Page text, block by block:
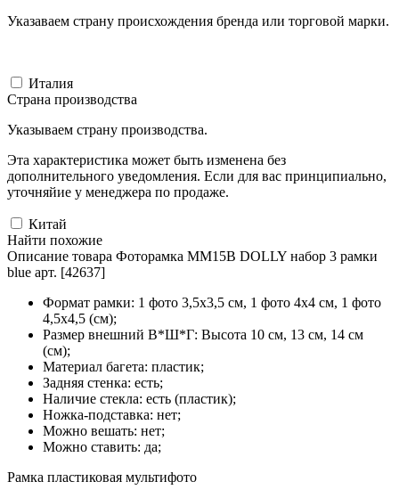
Указаваем страну происхождения бренда или торговой марки.
Италия
Страна производства
Указываем страну производства.
Эта характеристика может быть изменена без
дополнительного уведомления. Если для вас принципиально,
уточняйие у менеджера по продаже.
Китай
Найти похожие
Описание товара Фоторамка MM15B DOLLY набор 3 рамки
blue арт. [42637]
Формат рамки: 1 фото 3,5x3,5 см, 1 фото 4x4 см, 1 фото
4,5x4,5 (см);
Размер внешний В*Ш*Г: Высота 10 см, 13 см, 14 см
(см);
Материал багета: пластик;
Задняя стенка: есть;
Наличие стекла: есть (пластик);
Ножка-подставка: нет;
Можно вешать: нет;
Можно ставить: да;
Рамка пластиковая мультифото